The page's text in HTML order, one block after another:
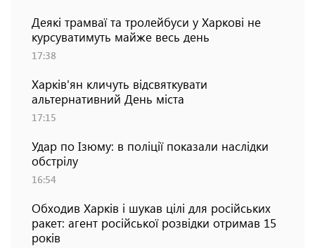
Деякі трамваї та тролейбуси у Харкові не
курсуватимуть майже весь день
17:38
Харків'ян кличуть відсвяткувати
альтернативний День міста
17:15
Удар по Ізюму: в поліції показали наслідки
обстрілу
16:54
Обходив Харків і шукав цілі для російських
ракет: агент російської розвідки отримав 15
років